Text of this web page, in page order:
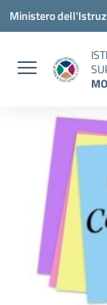
Vai ai contenuti
Vai al menu di
Vai al footer
Ministero